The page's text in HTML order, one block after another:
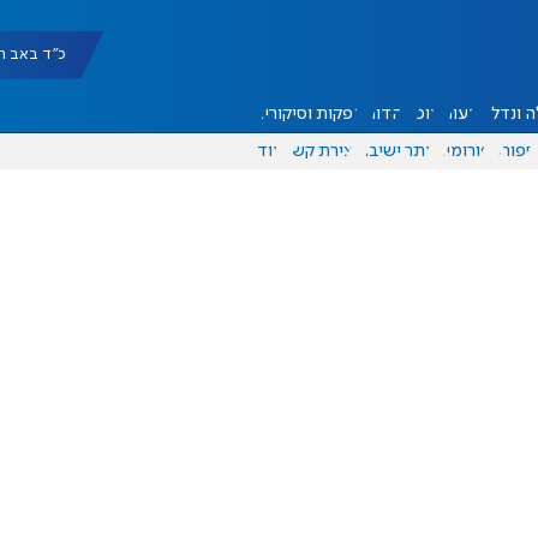
כ"ד באב תשפ"ו
ונדל"ן דעות אוכל יהדות הפקות וסיקורים
ספורט פורומים אתר ישיבה יצירת קשר עוד